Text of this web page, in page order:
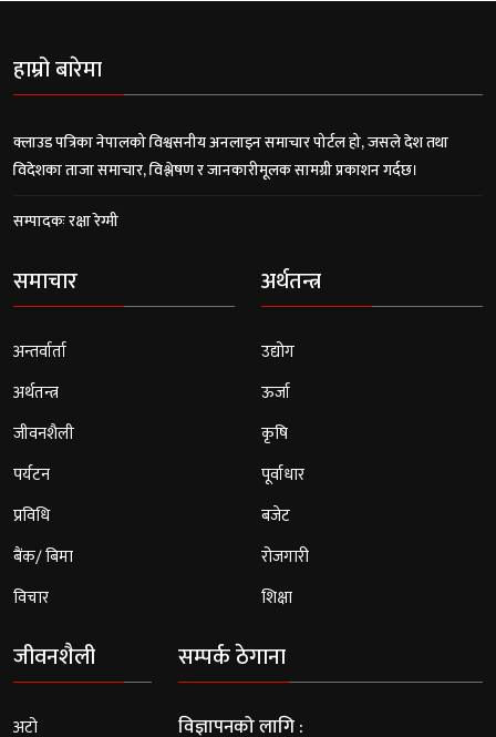
हाम्रो बारेमा
क्लाउड पत्रिका नेपालको विश्वसनीय अनलाइन समाचार पोर्टल हो, जसले देश तथा
विदेशका ताजा समाचार, विश्लेषण र जानकारीमूलक सामग्री प्रकाशन गर्दछ।
सम्पादकः रक्षा रेग्मी
समाचार
अन्तर्वार्ता
अर्थतन्त्र
जीवनशैली
पर्यटन
प्रविधि
बैंक/ बिमा
विचार
अर्थतन्त्र
उद्योग
ऊर्जा
कृषि
पूर्वाधार
बजेट
रोजगारी
शिक्षा
जीवनशैली
अटो
सम्पर्क ठेगाना
विज्ञापनको लागि :